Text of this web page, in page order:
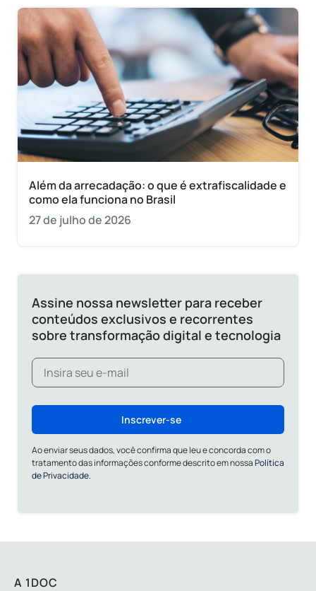
Além da arrecadação: o que é extrafiscalidade e
como ela funciona no Brasil
27 de julho de 2026
Assine nossa newsletter para receber
conteúdos exclusivos e recorrentes
sobre transformação digital e tecnologia
Inscrever-se
Ao enviar seus dados, você confirma que leu e concorda com o
tratamento das informações conforme descrito em nossaPolítica
de Privacidade.
A 1DOC